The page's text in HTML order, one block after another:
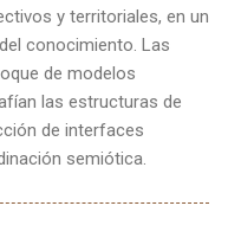
y territoriales, en un
conocimiento. Las
de modelos
las estructuras de
de interfaces
semiótica.